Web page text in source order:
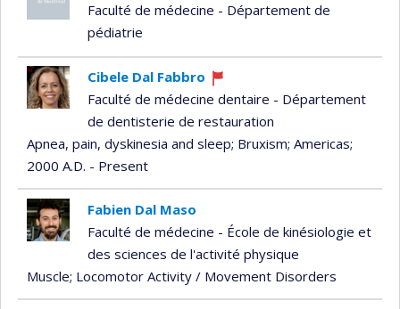
Faculté de médecine - Département de
pédiatrie
Cibele Dal Fabbro
Currently
recruiting
Faculté de médecine dentaire - Département
de dentisterie de restauration
Apnea, pain, dyskinesia and sleep; Bruxism; Americas;
2000 A.D. - Present
Fabien Dal Maso
Faculté de médecine - École de kinésiologie et
des sciences de l'activité physique
Muscle; Locomotor Activity / Movement Disorders